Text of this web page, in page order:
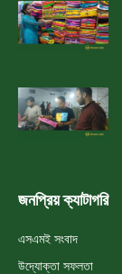
জনপ্রিয় ক্যাটাগরি
এসএমই সংবাদ
উদ্যোক্তা সফলতা